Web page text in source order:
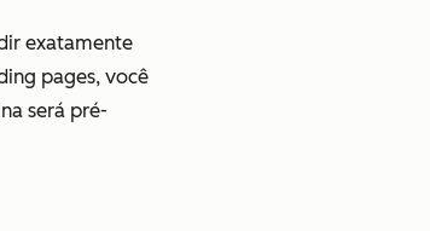
exatamente
pages, você
será pré-